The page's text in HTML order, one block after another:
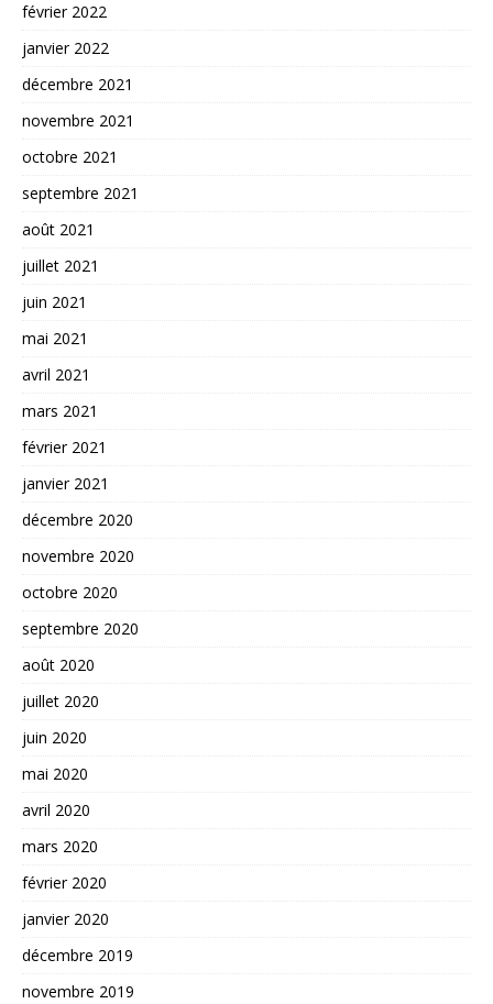
février 2022
janvier 2022
décembre 2021
novembre 2021
octobre 2021
septembre 2021
août 2021
juillet 2021
juin 2021
mai 2021
avril 2021
mars 2021
février 2021
janvier 2021
décembre 2020
novembre 2020
octobre 2020
septembre 2020
août 2020
juillet 2020
juin 2020
mai 2020
avril 2020
mars 2020
février 2020
janvier 2020
décembre 2019
novembre 2019